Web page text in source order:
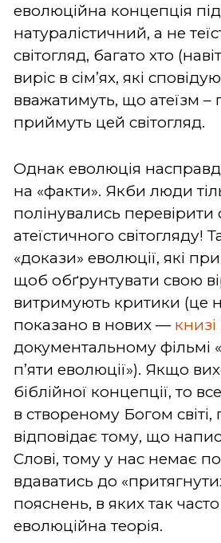
еволюційна концепція
натуралістичний, а не
світогляд, багато хто
виріс в сім’ях, які
вважатимуть, що атеїзм –
приймуть цей світогляд.
Однак еволюція
на «факти». Якби люди
полінувались перевірити
атеїстичного світогляду!
«докази» еволюції, які
щоб обґрунтувати свою
витримують критики (це
показано в нових — книзі
документальному фільмі
п’яти еволюції»). Якщо
біблійної концепції, то
в створеному Богом
відповідає тому, що
Слові, тому у нас немає
вдаватись до
пояснень, в яких так
еволюційна теорія.